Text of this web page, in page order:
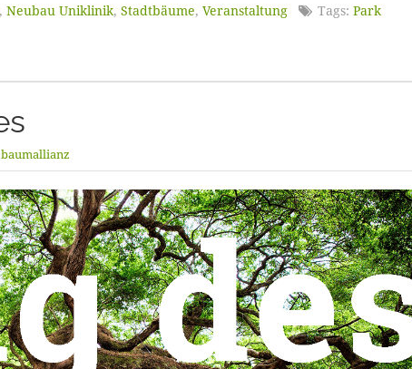
Neubau Uniklinik, Stadtbäume, Veranstaltung Tags: Park
baumallianz